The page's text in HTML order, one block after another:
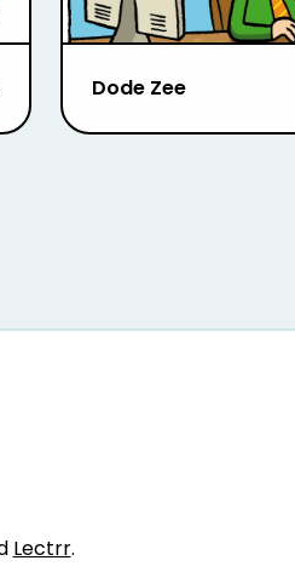
Dode Zee
Lectrr.